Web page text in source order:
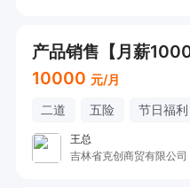
产品销售【月薪
10000 元/月
二道 五险 节日福利
王总
吉林省克创商贸有限公司